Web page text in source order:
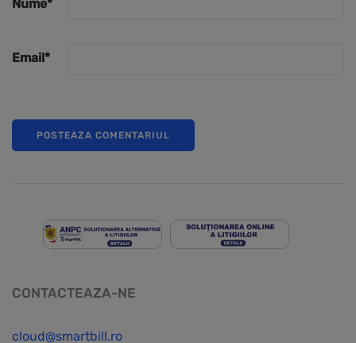
Nume*
Email*
CONTACTEAZA-NE
cloud@smartbill.ro